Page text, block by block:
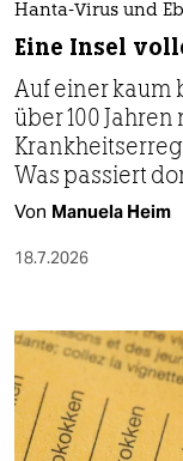
Hanta-Virus und
Eine Insel
Auf einer kaum
über 100
Was passiert
Von Manuela Heim
18.7.2026